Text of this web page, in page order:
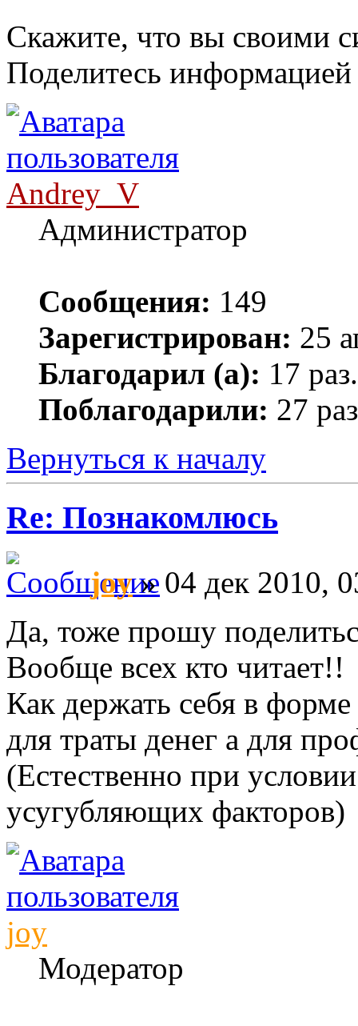
Скажите, что вы своими
Поделитесь
Andrey_V
Администратор
Сообщения: 149
Зарегистрирован: 25
Благодарил (а): 17 раз.
Поблагодарили: 27
Вернуться к началу
Re: Познакомлюсь
joy» 04 дек 2010,
Да, тоже прошу
Вообще всех кто читает!!
Как держать себя в
для траты денег а для
(Естественно при
усугубляющих факторов)
joy
Модератор